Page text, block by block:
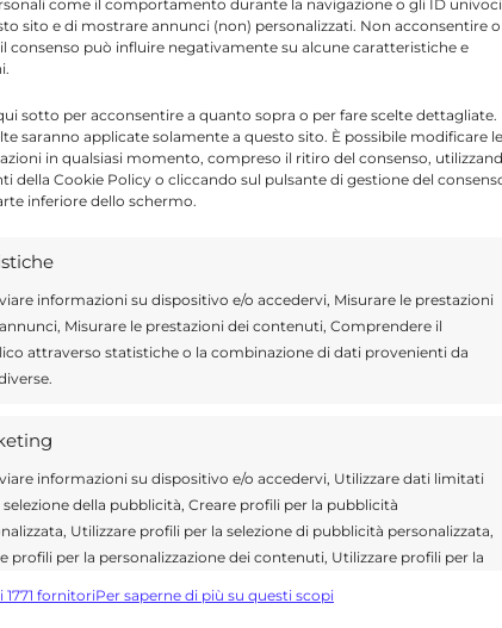
come il comportamento durante la navigazione o gli ID univoci
sito e di mostrare annunci (non) personalizzati. Non acconsentire o
consenso può influire negativamente su alcune caratteristiche e
sotto per acconsentire a quanto sopra o per fare scelte dettagliate.
saranno applicate solamente a questo sito. È possibile modificare le
in qualsiasi momento, compreso il ritiro del consenso,
della Cookie Policy o cliccando sul pulsante di gestione del
inferiore dello schermo.
informazioni su dispositivo e/o accedervi, Misurare le prestazioni
Misurare le prestazioni dei contenuti, Comprendere il
attraverso statistiche o la combinazione di dati provenienti da
informazioni su dispositivo e/o accedervi, Utilizzare dati limitati
selezione della pubblicità, Creare profili per la pubblicità
Utilizzare profili per la selezione di pubblicità personalizzata,
profili per la personalizzazione dei contenuti, Utilizzare profili per la
dati limitati per la selezione dei contenuti.
1771 fornitoriPer saperne di più su questi scopi
Send Share
è composta da giornalisti, collaboratori e
ogni giorno lavorano per offrire notizie,
dedicati alla Sicilia, all’attualità, alla politica,
Un team dinamico e indipendente che
affidabilità.